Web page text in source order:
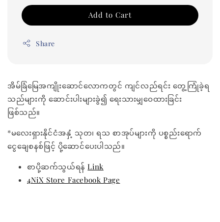
Add to Cart
Share
အိမ်ခြံမြေအကျိုးဆောင်လောကတွင် ကျင်လည်ရင်း တွေ့ကြုံခဲ့ရ
သည်များကို ဆောင်းပါးများခွဲ၍ ရေးသားမျှဝေထားခြင်း
ဖြစ်သည်။
*မလေးရှားနိုင်ငံအနှံ့ သုတ၊ ရသ စာအုပ်များကို ပစ္စည်းရောက်
ငွေချေစနစ်ဖြင့် ပို့ဆောင်ပေးပါသည်။
စာပို့ဆက်သွယ်ရန်Link
4NiX Store Facebook Page